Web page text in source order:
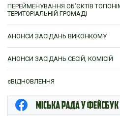
ПЕРЕЙМЕНУВАННЯ ОБ’ЄКТІВ
ТЕРИТОРІАЛЬНІЙ ГРОМАДІ
АНОНСИ ЗАСІДАНЬ ВИКОНКОМУ
АНОНСИ ЗАСІДАНЬ СЕСІЙ, КОМІСІЙ
єВІДНОВЛЕННЯ
ЦНАП м. Ромни